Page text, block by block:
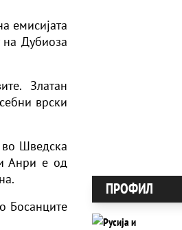
емисијата
на Дубиоза
Златан
врски
Шведска
Анри е од
Босанците
ПРОФИЛ